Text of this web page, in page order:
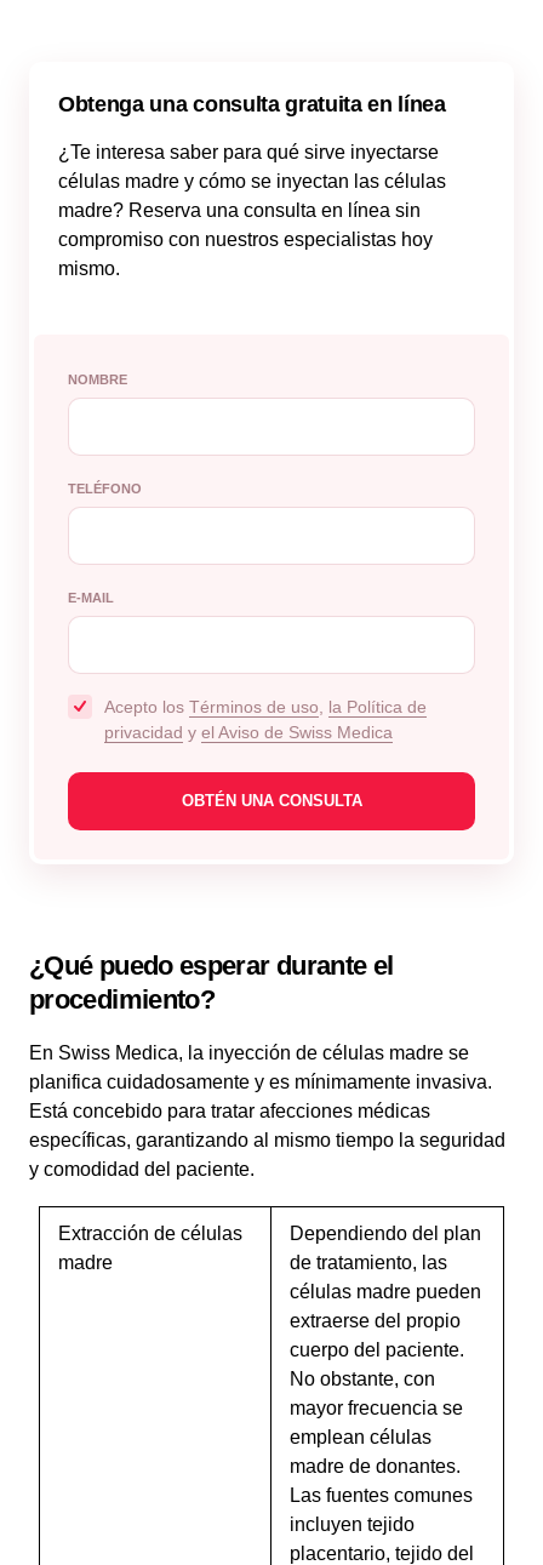
Obtenga una consulta gratuita en línea
¿Te interesa saber para qué sirve inyectarse
células madre y cómo se inyectan las células
madre? Reserva una consulta en línea sin
compromiso con nuestros especialistas hoy
mismo.
NOMBRE
TELÉFONO
E-MAIL
Acepto los Términos de uso
la Política de
privacidad y el Aviso de Swiss Medica
¿Qué puedo esperar durante el
procedimiento?
En Swiss Medica, la inyección de células madre se
planifica cuidadosamente y es mínimamente invasiva.
Está concebido para tratar afecciones médicas
específicas, garantizando al mismo tiempo la seguridad
y comodidad del paciente.
Extracción de células
madre
Dependiendo del plan
de tratamiento, las
células madre pueden
extraerse del propio
cuerpo del paciente.
No obstante, con
mayor frecuencia se
emplean células
madre de donantes.
Las fuentes comunes
incluyen tejido
placentario, tejido del